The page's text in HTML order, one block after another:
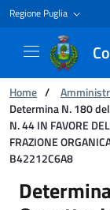
Regione Puglia
Ti trovi in:
Home /
Determina N. 180
N. 44 IN FAVORE
FRAZIONE
B42212C6A8
Determina